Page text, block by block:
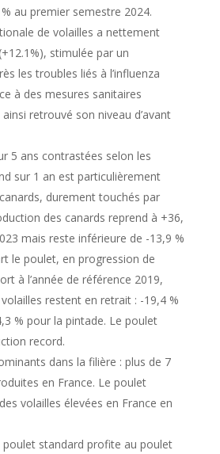
au premier semestre 2024.
de volailles a nettement
stimulée par un
les troubles liés à l’influenza
à des mesures sanitaires
retrouvé son niveau d’avant
5 ans contrastées selon les
sur 1 an est particulièrement
durement touchés par
des canards reprend à +36,
mais reste inférieure de -13,9 %
le poulet, en progression de
à l’année de référence 2019,
restent en retrait : -19,4 %
% pour la pintade. Le poulet
record.
dans la filière : plus de 7
en France. Le poulet
volailles élevées en France en
poulet standard profite au poulet